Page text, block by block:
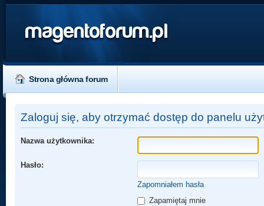
magentoforum.pl
Strona główna forum
Zaloguj się, aby otrzymać dostęp do panelu
Nazwa użytkownika:
Hasło:
Zapomniałem hasła
Zapamiętaj mnie